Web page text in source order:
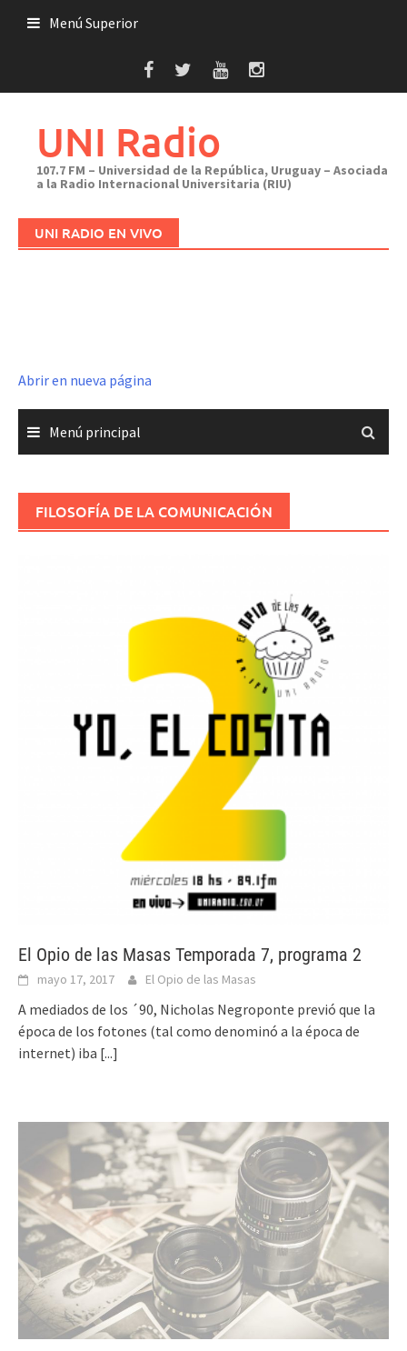
Menú Superior
UNI Radio
107.7 FM – Universidad de la República, Uruguay – Asociada
a la Radio Internacional Universitaria (RIU)
UNI RADIO EN VIVO
Abrir en nueva página
Menú principal
FILOSOFÍA DE LA COMUNICACIÓN
El Opio de las Masas Temporada 7, programa 2
mayo 17, 2017 El Opio de las Masas
A mediados de los ´90, Nicholas Negroponte previó que la
época de los fotones (tal como denominó a la época de
internet) iba [...]